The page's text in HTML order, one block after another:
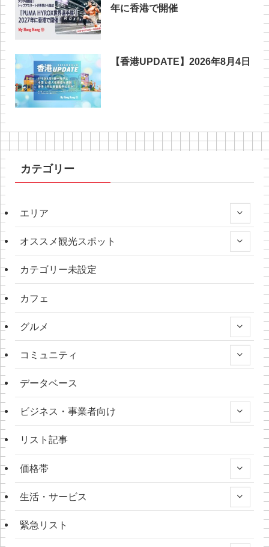
年に香港で開催
【香港UPDATE】2026年8月4日
カテゴリー
エリア
オススメ観光スポット
カテゴリー未設定
カフェ
グルメ
コミュニティ
データベース
ビジネス・事業者向け
リスト記事
価格帯
生活・サービス
緊急リスト